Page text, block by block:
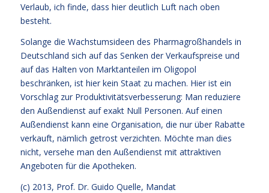
Verlaub, ich finde, dass hier deutlich Luft nach oben
besteht.
Solange die Wachstumsideen des Pharmagroßhandels in
Deutschland sich auf das Senken der Verkaufspreise und
auf das Halten von Marktanteilen im Oligopol
beschränken, ist hier kein Staat zu machen. Hier ist ein
Vorschlag zur Produktivitätsverbesserung: Man reduziere
den Außendienst auf exakt Null Personen. Auf einen
Außendienst kann eine Organisation, die nur über Rabatte
verkauft, nämlich getrost verzichten. Möchte man dies
nicht, versehe man den Außendienst mit attraktiven
Angeboten für die Apotheken.
(c) 2013, Prof. Dr. Guido Quelle, Mandat